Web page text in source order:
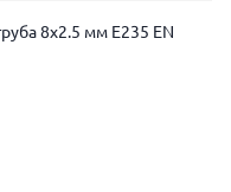
8x2.5 мм E235 EN